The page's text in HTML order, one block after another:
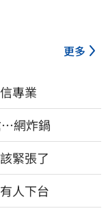
更多
專業
網炸鍋
緊張了
人下台